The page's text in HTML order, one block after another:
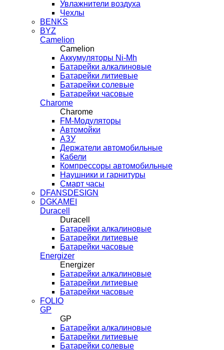
Увлажнители воздуха
Чехлы
BENKS
BYZ
Camelion
Camelion
Аккумуляторы Ni-Mh
Батарейки алкалиновые
Батарейки литиевые
Батарейки солевые
Батарейки часовые
Charome
Charome
FM-Модуляторы
Автомойки
АЗУ
Держатели автомобильные
Кабели
Компрессоры автомобильные
Наушники и гарнитуры
Смарт часы
DFANSDESIGN
DGKAMEI
Duracell
Duracell
Батарейки алкалиновые
Батарейки литиевые
Батарейки часовые
Energizer
Energizer
Батарейки алкалиновые
Батарейки литиевые
Батарейки часовые
FOLIO
GP
GP
Батарейки алкалиновые
Батарейки литиевые
Батарейки солевые